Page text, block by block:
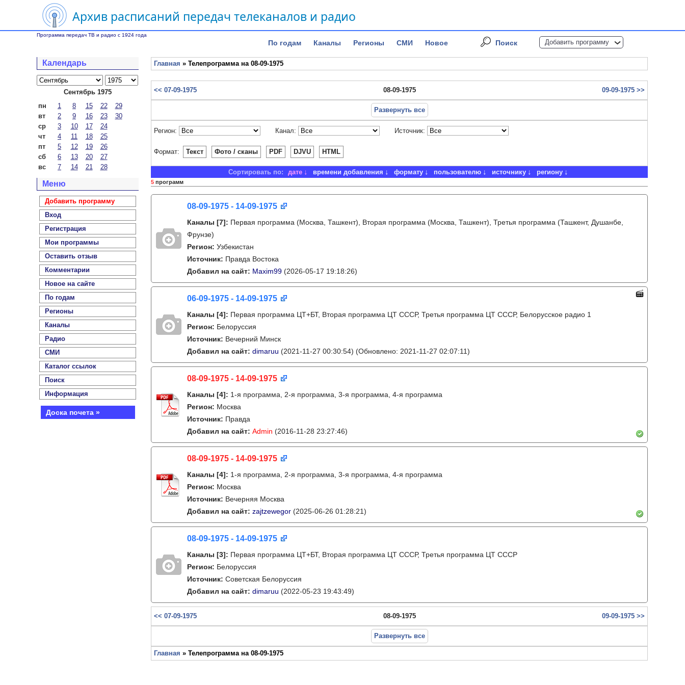
Архив расписаний передач телеканалов и радио
Программа передач ТВ и радио с 1924 года
По годам Каналы Регионы СМИ Новое Поиск Добавить программу
Календарь
Сентябрь 1975
пн
1 8 15 22
29
вт
2 9 16 23
30
ср
3 10 17
24
чт
4 11 18
25
пт
5 12 19
26
сб
6 13 20
27
вс
7 14 21 28
Меню
Добавить программу
Вход
Регистрация
Мои программы
Оставить отзыв
Комментарии
Новое на сайте
По годам
Регионы
Каналы
Радио
СМИ
Каталог ссылок
Поиск
Информация
Доска почета »
Главная » Телепрограмма на 08-09-1975
<< 07-09-1975 08-09-1975 09-09-1975 >>
Развернуть все
Регион: Канал: Источник:
Формат: Текст Фото / сканы PDF DJVU HTML
Сортировать по: дате времени добавления формату пользователю источнику региону
5 программ
08-09-1975 - 14-09-1975
Каналы [7]: Первая программа (Москва, Ташкент), Вторая программа (Москва, Ташкент), Третья программа (Ташкент, Душанбе,
Фрунзе)
Регион: Узбекистан
Источник: Правда Востока
Добавил на сайт: Maxim99 (2026-05-17 19:18:26)
06-09-1975 - 14-09-1975
Каналы [4]: Первая программа ЦТ+БТ, Вторая программа ЦТ ССCР, Третья программа ЦТ ССCР, Белорусское радио 1
Регион: Белоруссия
Источник: Вечерний Минск
Добавил на сайт: dimaruu (2021-11-27 00:30:54) (Обновлено: 2021-11-27 02:07:11)
08-09-1975 - 14-09-1975
Каналы [4]: 1-я программа, 2-я программа, 3-я программа, 4-я программа
Регион: Москва
Источник: Правда
Добавил на сайт: Admin (2016-11-28 23:27:46)
08-09-1975 - 14-09-1975
Каналы [4]: 1-я программа, 2-я программа, 3-я программа, 4-я программа
Регион: Москва
Источник: Вечерняя Москва
Добавил на сайт: zajtzewegor (2025-06-26 01:28:21)
08-09-1975 - 14-09-1975
Каналы [3]: Первая программа ЦТ+БТ, Вторая программа ЦТ ССCР, Третья программа ЦТ ССCР
Регион: Белоруссия
Источник: Советская Белоруссия
Добавил на сайт: dimaruu (2022-05-23 19:43:49)
<< 07-09-1975 08-09-1975 09-09-1975 >>
Развернуть все
Главная » Телепрограмма на 08-09-1975